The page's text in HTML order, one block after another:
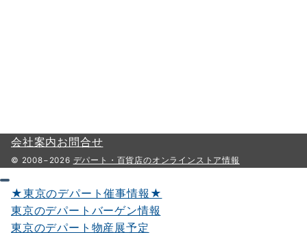
会社案内お問合せ
© 2008−2026 デパート・百貨店のオンラインストア情報
★東京のデパート催事情報★
東京のデパートバーゲン情報
東京のデパート物産展予定